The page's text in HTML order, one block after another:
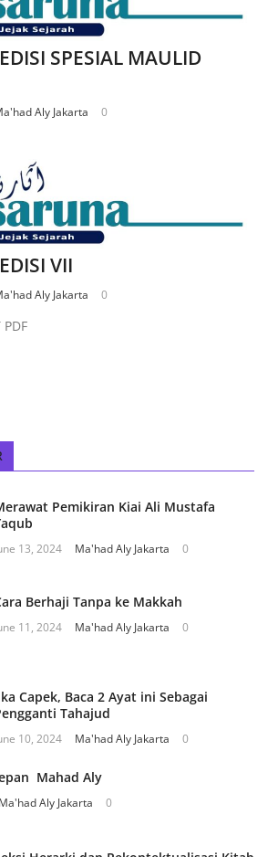
SPESIAL MAULID
Aly Jakarta 0
VII
Aly Jakarta 0
Pemikiran Kiai Ali Mustafa
13, 2024 Ma'had Aly Jakarta 0
Berhaji Tanpa ke Makkah
11, 2024 Ma'had Aly Jakarta 0
Capek, Baca 2 Ayat ini Sebagai
Tahajud
10, 2024 Ma'had Aly Jakarta 0
Mahad Aly
Ma'had Aly Jakarta 0